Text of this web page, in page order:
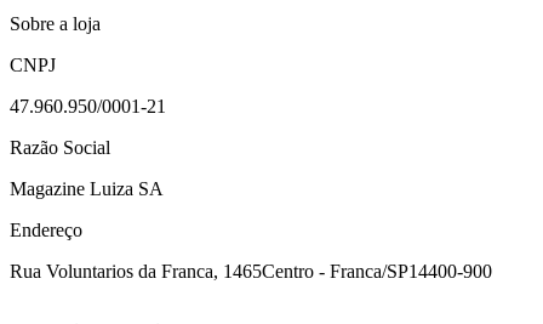
Sobre a loja
CNPJ
47.960.950/0001-21
Razão Social
Magazine Luiza SA
Endereço
Rua Voluntarios da Franca, 1465Centro - Franca/SP14400-900